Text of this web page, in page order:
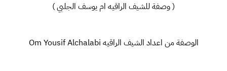
( وصفة للشيف الراقيه ام يوسف الجلبي )
الوصفة من اعداد الشيف الراقيه Om Yousif Alchalabi